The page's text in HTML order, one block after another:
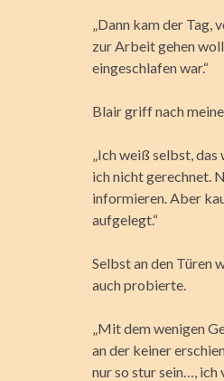
„Dann kam der Tag,
zur Arbeit gehen
eingeschlafen war.“
Blair griff nach
„Ich weiß selbst,
ich nicht gerechnet.
informieren. Aber
aufgelegt.“
Selbst an den Türen
auch probierte.
„Mit dem wenigen
an der keiner
nur so stur sein…, ich